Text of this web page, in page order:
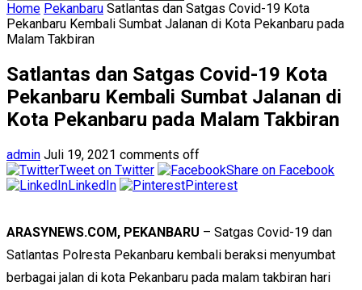
Home Pekanbaru Satlantas dan Satgas Covid-19 Kota
Pekanbaru Kembali Sumbat Jalanan di Kota Pekanbaru pada
Malam Takbiran
Satlantas dan Satgas Covid-19 Kota
Pekanbaru Kembali Sumbat Jalanan di
Kota Pekanbaru pada Malam Takbiran
admin Juli 19, 2021 comments off
Tweet on Twitter
Share on Facebook
LinkedIn
Pinterest
ARASYNEWS.COM, PEKANBARU – Satgas Covid-19 dan
Satlantas Polresta Pekanbaru kembali beraksi menyumbat
berbagai jalan di kota Pekanbaru pada malam takbiran hari